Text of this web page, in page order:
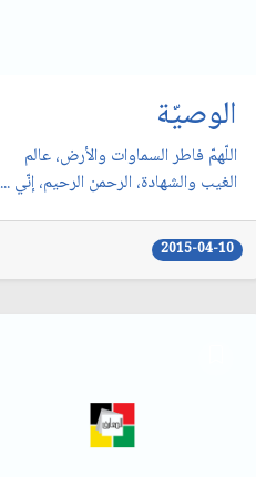
الوصيّة
اللّهمّ فاطر السماوات والأرض، عالم
الغيب والشهادة، الرحمن الرحيم، إنّي ...
2015-04-10